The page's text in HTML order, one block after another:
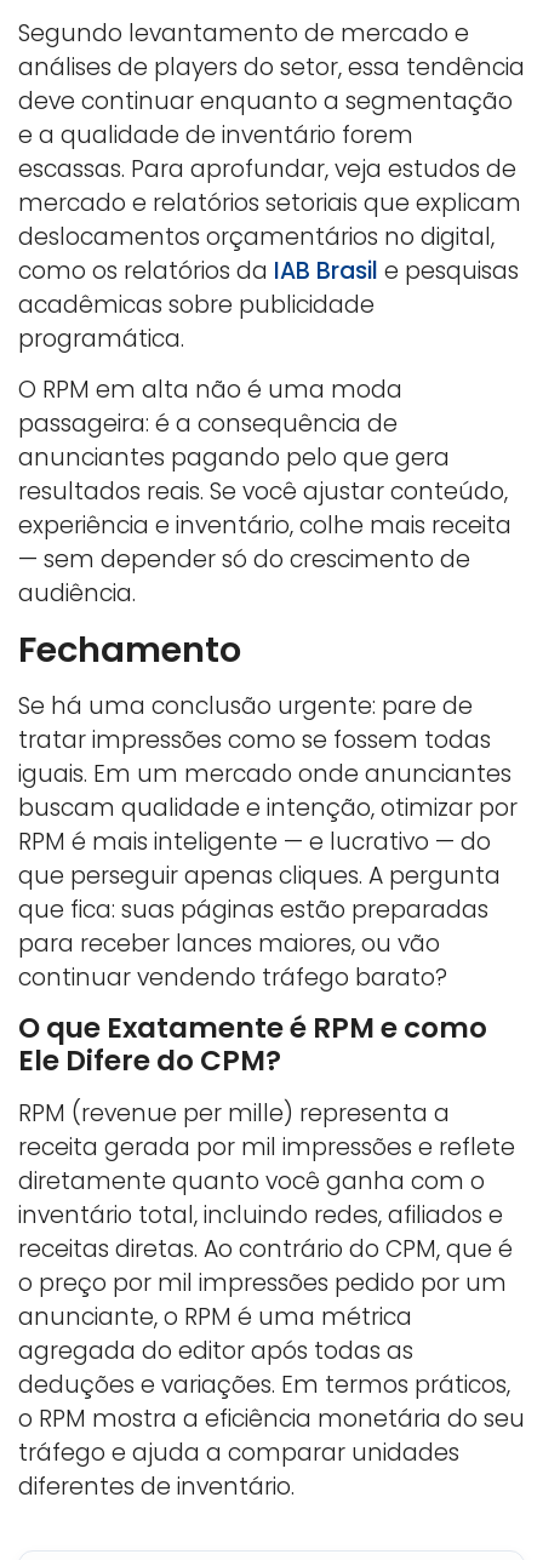
Segundo levantamento de mercado e
análises de players do setor, essa tendência
deve continuar enquanto a segmentação
e a qualidade de inventário forem
escassas. Para aprofundar, veja estudos de
mercado e relatórios setoriais que explicam
deslocamentos orçamentários no digital,
como os relatórios da IAB Brasil e pesquisas
acadêmicas sobre publicidade
programática.
O RPM em alta não é uma moda
passageira: é a consequência de
anunciantes pagando pelo que gera
resultados reais. Se você ajustar conteúdo,
experiência e inventário, colhe mais receita
— sem depender só do crescimento de
audiência.
Fechamento
Se há uma conclusão urgente: pare de
tratar impressões como se fossem todas
iguais. Em um mercado onde anunciantes
buscam qualidade e intenção, otimizar por
RPM é mais inteligente — e lucrativo — do
que perseguir apenas cliques. A pergunta
que fica: suas páginas estão preparadas
para receber lances maiores, ou vão
continuar vendendo tráfego barato?
O que Exatamente é RPM e como
Ele Difere do CPM?
RPM (revenue per mille) representa a
receita gerada por mil impressões e reflete
diretamente quanto você ganha com o
inventário total, incluindo redes, afiliados e
receitas diretas. Ao contrário do CPM, que é
o preço por mil impressões pedido por um
anunciante, o RPM é uma métrica
agregada do editor após todas as
deduções e variações. Em termos práticos,
o RPM mostra a eficiência monetária do seu
tráfego e ajuda a comparar unidades
diferentes de inventário.